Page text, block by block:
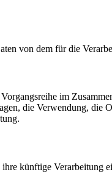
von dem für die
im
die Verwendung,
künftige Verarbeitung